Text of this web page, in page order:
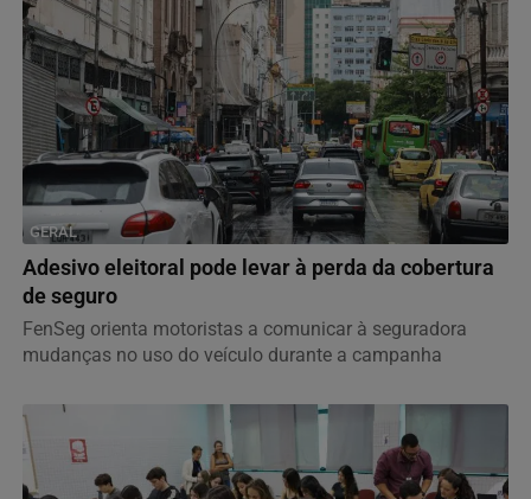
GERAL
Adesivo eleitoral pode levar à perda da cobertura
de seguro
FenSeg orienta motoristas a comunicar à seguradora
mudanças no uso do veículo durante a campanha